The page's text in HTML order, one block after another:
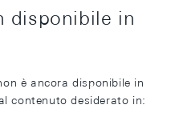
disponibile in
è ancora disponibile in
contenuto desiderato in: